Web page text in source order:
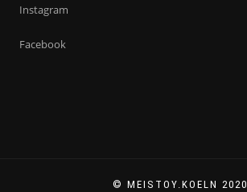
Instagram
Facebook
© MEISTOY.KOELN 2020